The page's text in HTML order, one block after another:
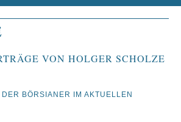
VON HOLGER SCHOLZE
BÖRSIANER IM AKTUELLEN